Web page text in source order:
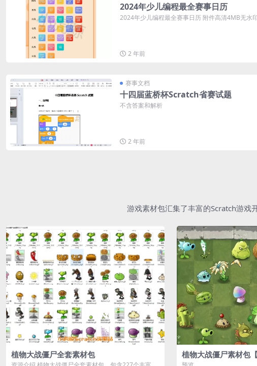
2024年少儿编程最全赛事日历
2024年少儿编程最全赛事日历 附件高清4MB无水
2 年前
赛事文档
十四届蓝桥杯Scratch省赛试题
不含答案和解析
2 年前
游戏素材包汇集了丰富的Scratch游戏
植物大战僵尸全套素材包 植物大战僵尸素材包【